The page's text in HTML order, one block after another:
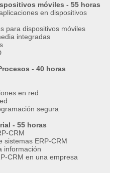
móviles - 55 horas
en dispositivos
para dispositivos móviles
integradas
- 40 horas
en red
segura
- 55 horas
CRM
sistemas ERP-CRM
información
CRM en una empresa